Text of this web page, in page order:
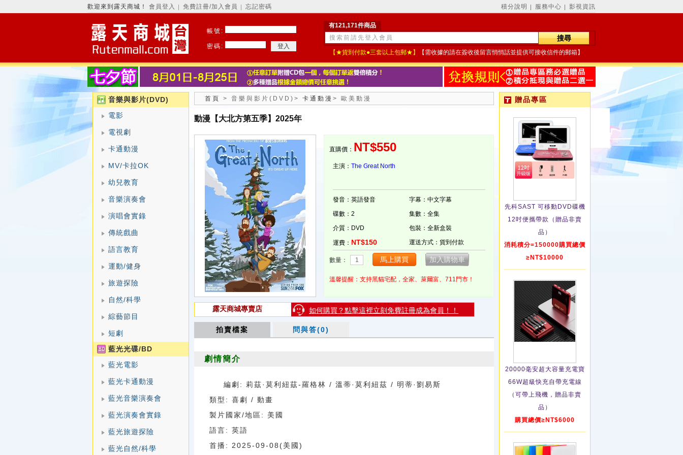
積分說明 服務中心 影視資訊
歡迎來到露天商城！ 會員登入 免費註冊/加入會員 忘記密碼
有121,171件商品
【★貨到付款●三套以上包郵★】 【需收據的請在簽收後留言悄悄話並提供可接收信件的郵箱】
帳號:
密碼:
音樂與影片(DVD)
電影
電視劇
卡通動漫
MV/卡拉OK
幼兒教育
音樂演奏會
演唱會實錄
傳統戲曲
語言教育
運動/健身
旅遊探險
自然/科學
綜藝節目
短劇
藍光光碟/BD
藍光電影
藍光卡通動漫
藍光音樂演奏會
藍光演奏會實錄
藍光旅遊探險
藍光自然/科學
首頁 > 音樂與影片(DVD) > 卡通動漫 > 歐美動漫
動漫【大北方第五季】2025年
直購價： NT$550
主演： The Great North
發音：英語發音
字幕：中文字幕
碟數：2
集數：全集
介質：DVD
包裝：全新盒裝
運費： NT$150 運送方式：貨到付款
數量：
溫馨提醒：支持黑貓宅配，全家、萊爾富、711門市！
如何購買？點擊這裡立刻免費註冊成為會員！！
露天商城專賣店
拍賣檔案 問與答(0)
劇情簡介
編劇: 莉茲·莫利紐茲-羅格林 / 溫蒂·莫利紐茲 / 明蒂·劉易斯
類型: 喜劇 / 動畫
製片國家/地區: 美國
語言: 英語
首播: 2025-09-08(美國)
贈品專區
先科SAST 可移動DVD碟機
12吋便攜帶款（贈品非賣
品）
消耗積分=150000購買總價
≥NT$10000
20000毫安超大容量充電寶
66W超級快充自帶充電線
（可帶上飛機，贈品非賣
品）
購買總價≥NT$6000